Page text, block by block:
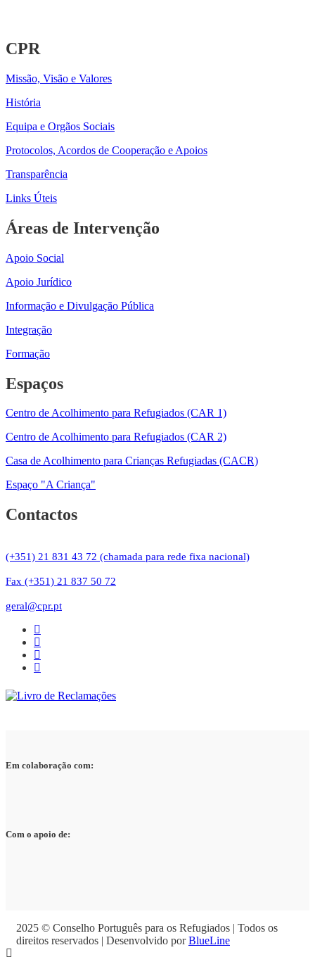
CPR
Missão, Visão e Valores
História
Equipa e Orgãos Sociais
Protocolos, Acordos de Cooperação e Apoios
Transparência
Links Úteis
Áreas de Intervenção
Apoio Social
Apoio Jurídico
Informação e Divulgação Pública
Integração
Formação
Espaços
Centro de Acolhimento para Refugiados (CAR 1)
Centro de Acolhimento para Refugiados (CAR 2)
Casa de Acolhimento para Crianças Refugiadas (CACR)
Espaço "A Criança"
Contactos
(+351) 21 831 43 72 (chamada para rede fixa nacional)
Fax (+351) 21 837 50 72
geral@cpr.pt
Em colaboração com:
Com o apoio de:
2025 © Conselho Português para os Refugiados | Todos os
direitos reservados | Desenvolvido porBlueLine